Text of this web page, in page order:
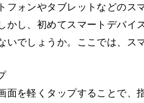
フォンやタブレットなどのス
かし、初めてスマートデバイ
いでしょうか。ここでは、ス
面を軽くタップすることで、